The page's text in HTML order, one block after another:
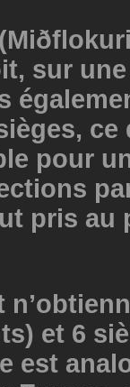
sur
ce
pour
pris au
et 6
est